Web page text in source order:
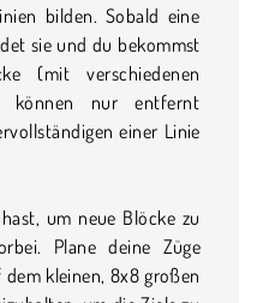
bilden. Sobald eine
sie und du bekommst
(mit verschiedenen
können nur entfernt
einer Linie
um neue Blöcke zu
Plane deine Züge
kleinen, 8x8 großen